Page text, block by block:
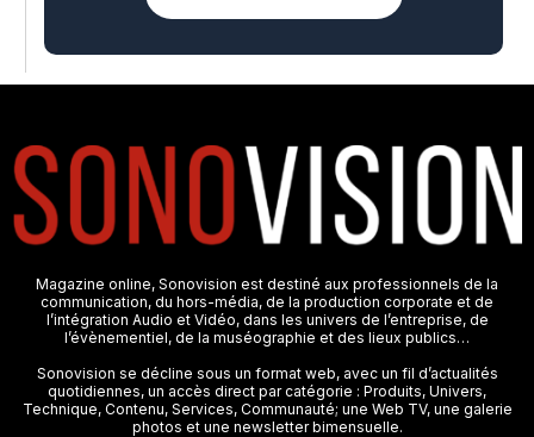
Magazine online, Sonovision est destiné aux professionnels de la
communication, du hors-média, de la production corporate et de
l’intégration Audio et Vidéo, dans les univers de l’entreprise, de
l’évènementiel, de la muséographie et des lieux publics…
Sonovision se décline sous un format web, avec un fil d’actualités
quotidiennes, un accès direct par catégorie : Produits, Univers,
Technique, Contenu, Services, Communauté; une Web TV, une galerie
photos et une newsletter bimensuelle.